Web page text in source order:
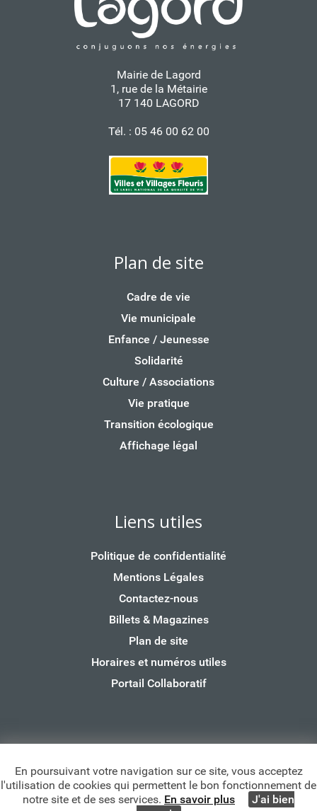
Mairie de Lagord
1, rue de la Métairie
17 140 LAGORD
Tél. : 05 46 00 62 00
En poursuivant votre navigation sur ce site, vous acceptez
l'utilisation de cookies qui permettent le bon fonctionnement de
notre site et de ses services. En savoir plus
J'ai bien
Plan de site
Cadre de vie
Vie municipale
Enfance / Jeunesse
Solidarité
Culture / Associations
Vie pratique
Transition écologique
Affichage légal
Liens utiles
Politique de confidentialité
Mentions Légales
Contactez-nous
Billets & Magazines
Plan de site
Horaires et numéros utiles
Portail Collaboratif
Copyright Lagord - 2025 —Mentions légales— Politque
de confidentialité de données— Un site réalisé par
l’agence web pour les collectivités Citybay